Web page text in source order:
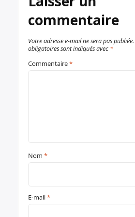
commentaire
Votre adresse e-mail ne sera pas publiée.
obligatoires sont indiqués avec *
Commentaire*
Nom*
E-mail*